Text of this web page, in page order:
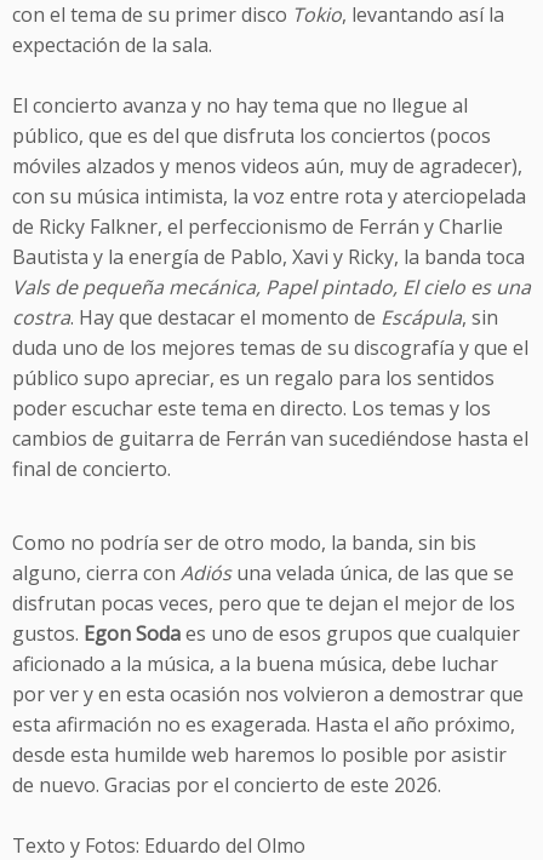
con el tema de su primer disco Tokio, levantando así la
expectación de la sala.
El concierto avanza y no hay tema que no llegue al
público, que es del que disfruta los conciertos (pocos
móviles alzados y menos videos aún, muy de agradecer),
con su música intimista, la voz entre rota y aterciopelada
de Ricky Falkner, el perfeccionismo de Ferrán y Charlie
Bautista y la energía de Pablo, Xavi y Ricky, la banda toca
Vals de pequeña mecánica, Papel pintado, El cielo es una
costra. Hay que destacar el momento de Escápula, sin
duda uno de los mejores temas de su discografía y que el
público supo apreciar, es un regalo para los sentidos
poder escuchar este tema en directo. Los temas y los
cambios de guitarra de Ferrán van sucediéndose hasta el
final de concierto.
Como no podría ser de otro modo, la banda, sin bis
alguno, cierra con Adiósuna velada única, de las que se
disfrutan pocas veces, pero que te dejan el mejor de los
gustos. Egon Sodaes uno de esos grupos que cualquier
aficionado a la música, a la buena música, debe luchar
por ver y en esta ocasión nos volvieron a demostrar que
esta afirmación no es exagerada. Hasta el año próximo,
desde esta humilde web haremos lo posible por asistir
de nuevo. Gracias por el concierto de este 2026.
Texto y Fotos: Eduardo del Olmo